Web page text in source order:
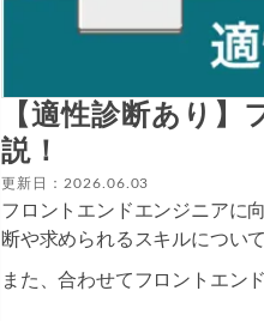
【適性診断あり
説！
更新日：2026.06.03
フロントエンドエンジニアに
断や求められるスキルについ
また、合わせてフロントエン